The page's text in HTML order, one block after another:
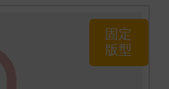
固定
版型